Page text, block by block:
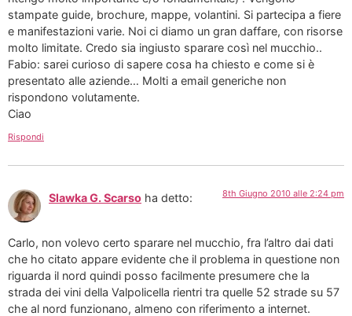
stampate guide, brochure, mappe, volantini. Si partecipa a fiere
e manifestazioni varie. Noi ci diamo un gran daffare, con risorse
molto limitate. Credo sia ingiusto sparare così nel mucchio..
Fabio: sarei curioso di sapere cosa ha chiesto e come si è
presentato alle aziende… Molti a email generiche non
rispondono volutamente.
Ciao
Rispondi
Slawka G. Scarso ha detto: 8th Giugno 2010 alle 2:24 pm
Carlo, non volevo certo sparare nel mucchio, fra l’altro dai dati
che ho citato appare evidente che il problema in questione non
riguarda il nord quindi posso facilmente presumere che la
strada dei vini della Valpolicella rientri tra quelle 52 strade su 57
che al nord funzionano, almeno con riferimento a internet.